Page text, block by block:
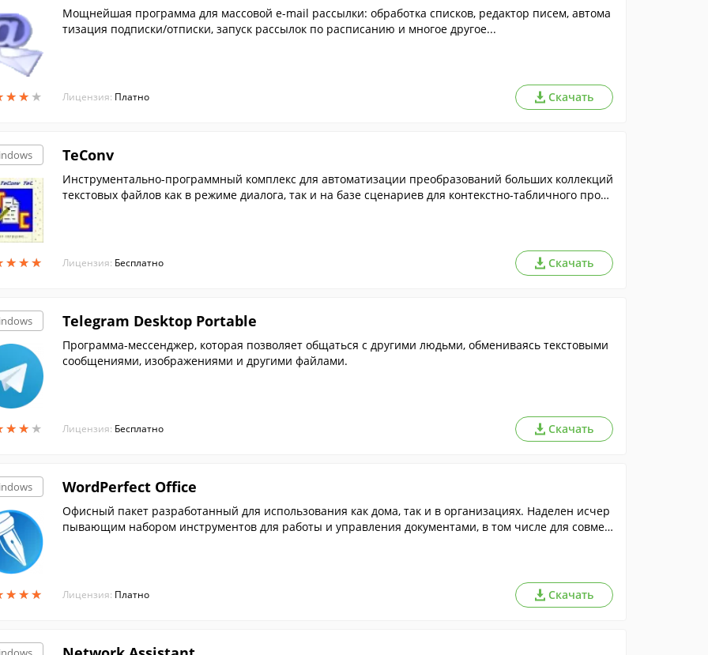
★★ ★
★★ ★
Мощнейшая программа для массовой e-mail рассылки: обработка списков, редактор писем, автома
тизация подписки/отписки, запуск рассылок по расписанию и многое другое...
Лицензия: Платно Скачать
★★★
★★★
TeConv
Инструментально-программный комплекс для автоматизации преобразований больших коллекций
текстовых файлов как в режиме диалога, так и на базе сценариев для контекстно-табличного прогр
Лицензия: Бесплатно Скачать
★★ ★
★★ ★
Telegram Desktop Portable
Программа-мессенджер, которая позволяет общаться с другими людьми, обмениваясь текстовыми
сообщениями, изображениями и другими файлами.
Лицензия: Бесплатно Скачать
★★★
★★★
WordPerfect Office
Офисный пакет разработанный для использования как дома, так и в организациях. Наделен исчер
пывающим набором инструментов для работы и управления документами, в том числе для совмес
Лицензия: Платно Скачать